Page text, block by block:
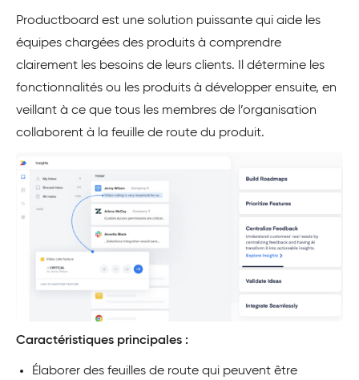
Productboard est une solution puissante qui aide les
équipes chargées des produits à comprendre
clairement les besoins de leurs clients. Il détermine les
fonctionnalités ou les produits à développer ensuite, en
veillant à ce que tous les membres de l’organisation
collaborent à la feuille de route du produit.
Caractéristiques principales :
Élaborer des feuilles de route qui peuvent être